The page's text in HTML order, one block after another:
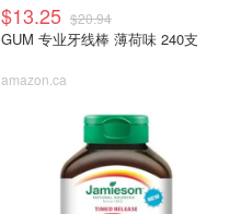
$13.25 $20.94
GUM 专业牙线棒 薄荷味 240支
amazon.ca